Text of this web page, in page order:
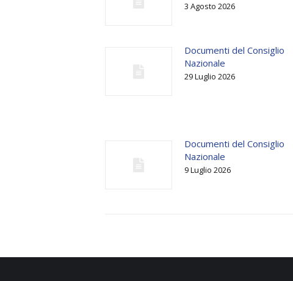
3 Agosto 2026
Documenti del Consiglio
Nazionale
29 Luglio 2026
Documenti del Consiglio
Nazionale
9 Luglio 2026